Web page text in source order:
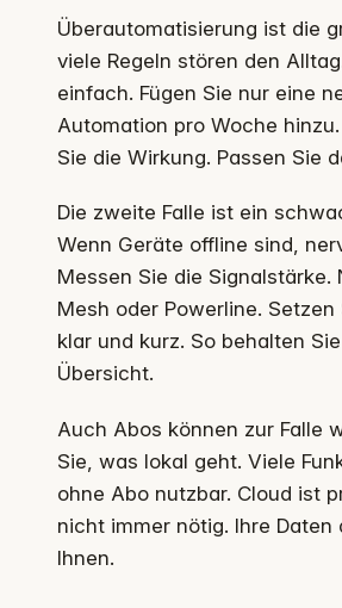
Überautomatisierung ist die
viele Regeln stören den
einfach. Fügen Sie nur eine
Automation pro Woche
Sie die Wirkung. Passen Sie
Die zweite Falle ist ein
Wenn Geräte offline sind,
Messen Sie die Signalstärke.
Mesh oder Powerline. Setzen
klar und kurz. So behalten
Übersicht.
Auch Abos können zur Falle
Sie, was lokal geht. Viele
ohne Abo nutzbar. Cloud ist
nicht immer nötig. Ihre Daten
Ihnen.